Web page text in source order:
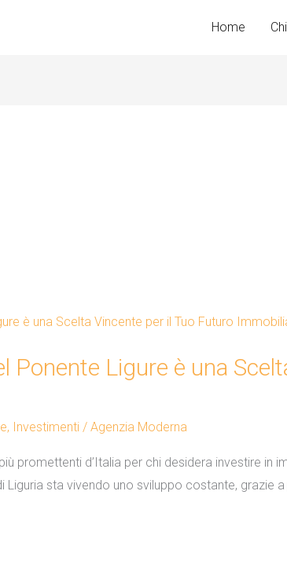
Home
Ponente Ligure è una
, Investimenti/ Agenzia Moderna
promettenti d’Italia per chi desidera investire
Liguria sta vivendo uno sviluppo costante,